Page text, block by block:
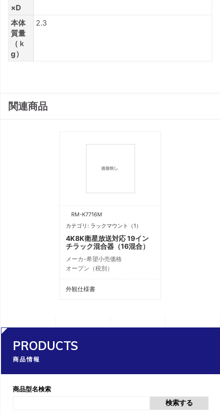
PRODUCTS
商品情報
商品型名検索
検索する
×D
本体
質量
（ｋ
g）
2.3
関連商品
RM-K7716M
カテゴリ: ラックマウント（1）
4K8K衛星放送対応 19イン
チラック混合器（16混合）
メーカ-希望小売価格
オープン（税別）
外観仕様書